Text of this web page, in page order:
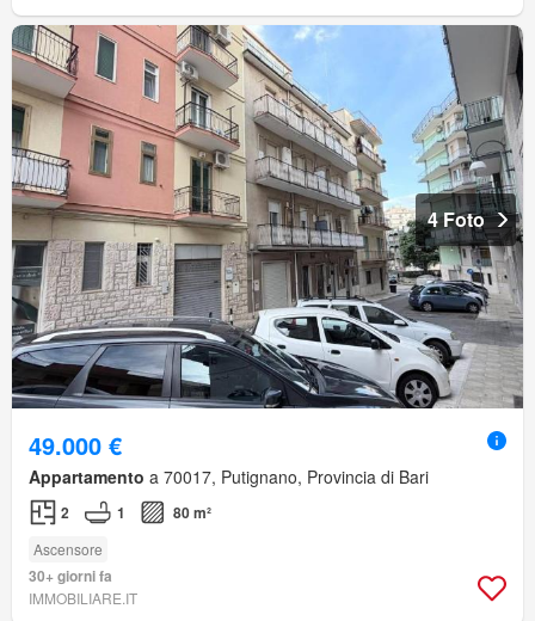
4 Foto
49.000 €
Appartamento a 70017, Putignano, Provincia di Bari
2 1 80 m²
Ascensore
30+ giorni fa
IMMOBILIARE.IT